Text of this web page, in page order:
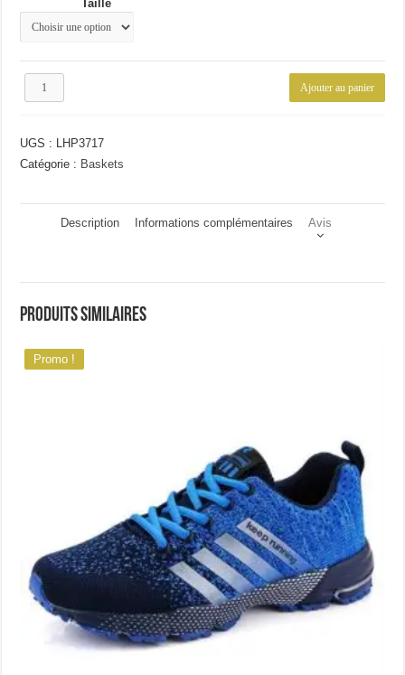
Taille
quantité
ville
homme
Ajouter au panier
UGS : LHP3717
Catégorie : Baskets
Description Informations complémentaires Avis
Produits similaires
Promo !